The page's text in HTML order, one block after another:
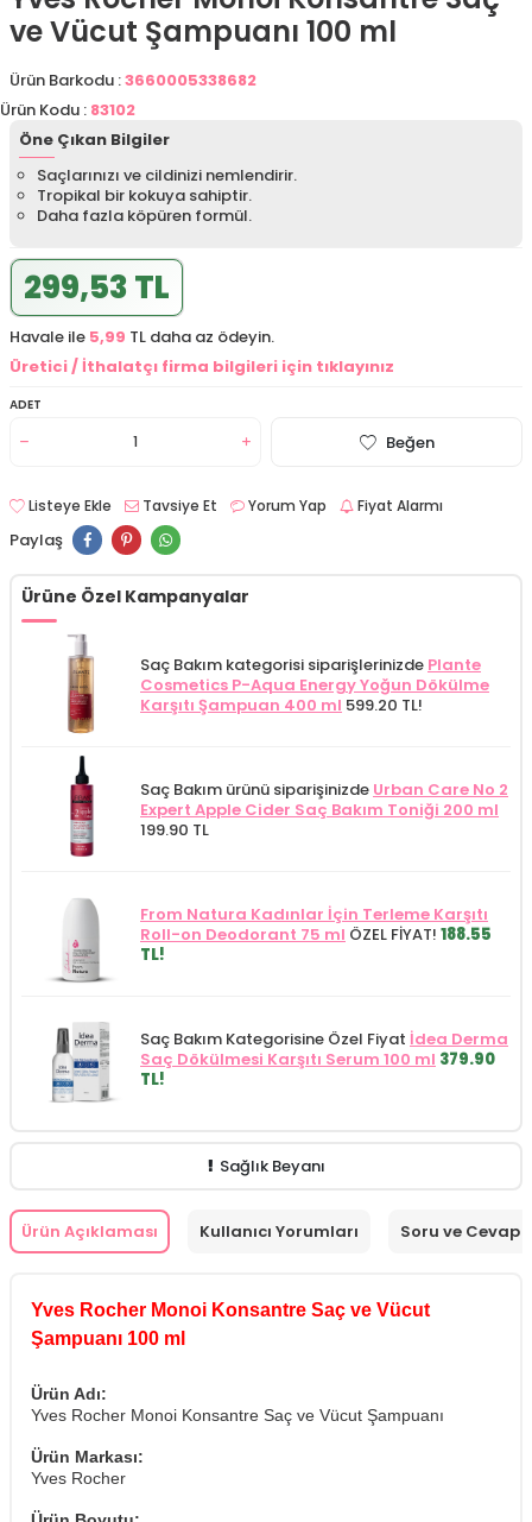
ve Vücut Şampuanı 100 ml
Ürün Barkodu :3660005338682
Ürün Kodu : 83102
Öne Çıkan Bilgiler
Saçlarınızı ve cildinizi nemlendirir.
Tropikal bir kokuya sahiptir.
Daha fazla köpüren formül.
299,53 TL
Havale ile 5,99 TL daha az ödeyin.
Üretici / İthalatçı firma bilgileri için tıklayınız
ADET
Beğen
Listeye Ekle Tavsiye Et Yorum Yap Fiyat Alarmı
Paylaş
Ürüne Özel Kampanyalar
Saç Bakım kategorisi siparişlerinizde Plante
Cosmetics P-Aqua Energy Yoğun Dökülme
Karşıtı Şampuan 400 ml 599.20 TL!
Saç Bakım ürünü siparişinizde Urban Care No 2
Expert Apple Cider Saç Bakım Toniği 200 ml
199.90 TL
From Natura Kadınlar İçin Terleme Karşıtı
Roll-on Deodorant 75 ml ÖZEL FİYAT! 188.55
TL!
Saç Bakım Kategorisine Özel Fiyat İdea Derma
Saç Dökülmesi Karşıtı Serum 100 ml 379.90
TL!
Sağlık Beyanı
Ürün Açıklaması Kullanıcı Yorumları Soru ve Cevap
Yves Rocher Monoi Konsantre Saç ve Vücut
Şampuanı 100 ml
Ürün Adı:
Yves Rocher Monoi Konsantre Saç ve Vücut Şampuanı
Ürün Markası:
Yves Rocher